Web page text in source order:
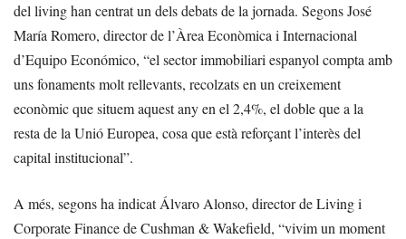
del living han centrat un dels debats de la jornada. Segons José
María Romero, director de l’Àrea Econòmica i Internacional
d’Equipo Económico, “el sector immobiliari espanyol compta amb
uns fonaments molt rellevants, recolzats en un creixement
econòmic que situem aquest any en el 2,4%, el doble que a la
resta de la Unió Europea, cosa que està reforçant l’interès del
capital institucional”.
A més, segons ha indicat Álvaro Alonso, director de Living i
Corporate Finance de Cushman & Wakefield, “vivim un moment